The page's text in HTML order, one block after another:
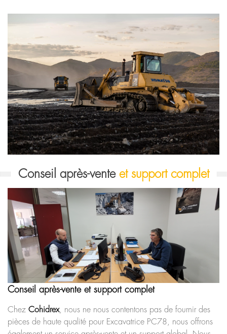
Conseil après-vente et support complet
Conseil après-vente et support complet
Chez Cohidrex, nous ne nous contentons pas de fournir des
pièces de haute qualité pour Excavatrice PC78, nous offrons